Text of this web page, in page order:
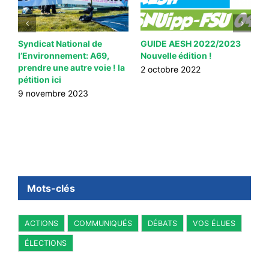
Syndicat National de
l’Environnement: A69,
prendre une autre voie ! la
pétition ici
9 novembre 2023
GUIDE AESH 2022/2023
Nouvelle édition !
2 octobre 2022
Mots-clés
ACTIONS COMMUNIQUÉS DÉBATS VOS ÉLUES
ÉLECTIONS